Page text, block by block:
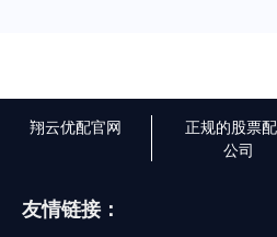
翔云优配官网
正规的股票
公司
友情链接：